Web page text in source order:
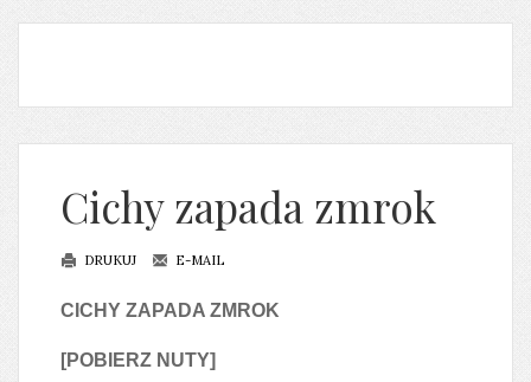
Cichy zapada zmrok
DRUKUJ E-MAIL
CICHY ZAPADA ZMROK
[POBIERZ NUTY]